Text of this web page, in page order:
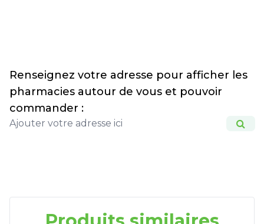
Renseignez votre adresse pour afficher les
pharmacies autour de vous et pouvoir
commander :